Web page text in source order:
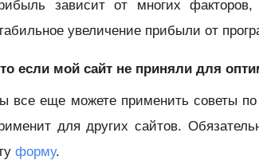
зависит от многих
увеличение прибыли от
если мой сайт не приняли для
все еще можете применить советы
для других сайтов.
форму.